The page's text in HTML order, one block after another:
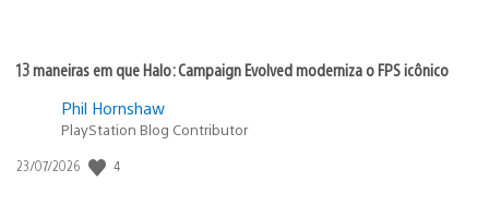
13 maneiras em que Halo: Campaign Evolved moderniza o FPS icônico
Phil Hornshaw
PlayStation Blog Contributor
Data
23/07/2026 4